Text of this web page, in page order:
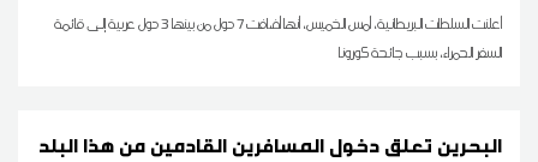
أعلنت السلطات البريطانية، أمس الخميس، أنها أضافت 7 دول من بينها 3 دول عربية إلى قائمة
السفر الحمراء، بسبب جائحة كورونا
البحرين تعلق دخول المسافرين القادمين من هذا البلد